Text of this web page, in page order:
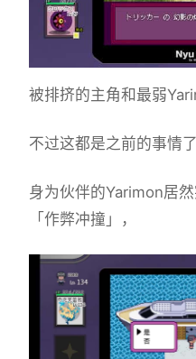
被排挤的主角和最弱
不过这都是之前的事情了
身为伙伴的Yarimon居
「作弊冲撞」，